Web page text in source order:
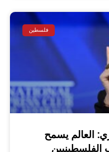
فلسطين
العالم يسمح
الفلسطينيين